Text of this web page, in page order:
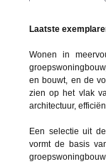
Laatste
Wonen in
en bouwt, en de
zien op het vlak
architectuur,
Een selectie uit
vormt de basis